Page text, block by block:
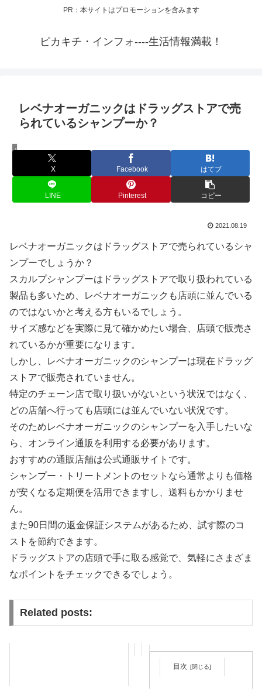
PR：本サイトはプロモーションを含みます
ピカキチ・インフォ----生活情報満載！
レベナオーガニックはドラッグストアで売
られているシャンプーか？
レベナオーガニック
X Facebook はてブ
LINE Pinterest コピー
2021.08.19
レベナオーガニックはドラッグストアで売られているシャ
ンプーでしょうか？
スカルプシャンプーはドラッグストアで取り扱われている
製品も多いため、レベナオーガニックも店頭に並んでいる
のではないかと考える方もいるでしょう。
サイズ感などを実際に見て確かめたい場合、店頭で販売さ
れているかが重要になります。
しかし、レベナオーガニックのシャンプーは現在ドラッグ
ストアで販売されていません。
特定のチェーン店で取り扱いがないという状況ではなく、
どの店舗へ行っても店頭には並んでいない状況です。
そのためレベナオーガニックのシャンプーを入手したいな
ら、オンライン通販を利用する必要があります。
おすすめの通販店舗は公式通販サイトです。
シャンプー・トリートメントのセットなら通常よりも価格
が安くなる定期便を活用できますし、送料もかかりませ
ん。
また90日間の返金保証システムがあるため、試す際のコ
ストを節約できます。
ドラッグストアの店頭で手に取る感覚で、気軽にさまざま
なポイントをチェックできるでしょう。
Related posts:
目次